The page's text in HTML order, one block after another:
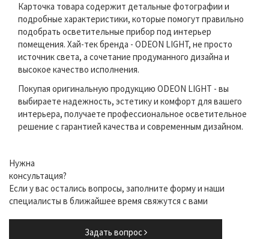
Карточка товара содержит детальные фотографии и
подробные характеристики, которые помогут правильно
подобрать осветительные прибор под интерьер
помещения. Хай-тек бренда - ODEON LIGHT, не просто
источник света, а сочетание продуманного дизайна и
высокое качество исполнения.
Покупая оригинальную продукцию ODEON LIGHT - вы
выбираете надежность, эстетику и комфорт для вашего
интерьера, получаете профессиональное осветительное
решение с гарантией качества и современным дизайном.
Нужна
консультация?
Если у вас остались вопросы, заполните форму и наши
специалисты в ближайшее время свяжутся с вами
Задать вопрос